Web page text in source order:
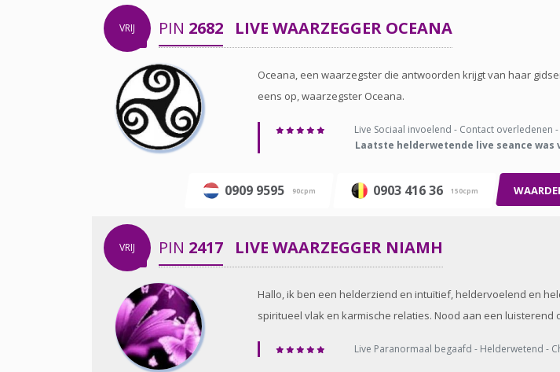
VRIJ PIN 2682 LIVE WAARZEGGER OCEANA
Oceana, een waarzegster die antwoorden krijgt van haar
eens op, waarzegster Oceana.
Live Sociaal invoelend - Contact overledenen
Laatste helderwetende live seance was
0909 9595 90cpm 0903 416 36 150cpm
VRIJ PIN 2417 LIVE WAARZEGGER NIAMH
Hallo, ik ben een helderziend en intuïtief, heldervoelend en
spiritueel vlak en karmische relaties. Nood aan een
Live Paranormaal begaafd - Helderwetend -